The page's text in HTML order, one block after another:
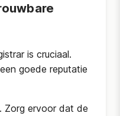
is cruciaal.
goede reputatie
Zorg ervoor dat de